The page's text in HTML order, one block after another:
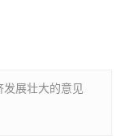
展壮大的意见